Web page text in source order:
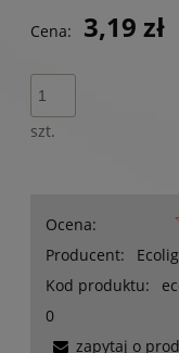
Cena: 3,19 zł
szt.
Ocena:
Producent:
Kod produktu:
0
zapytaj o